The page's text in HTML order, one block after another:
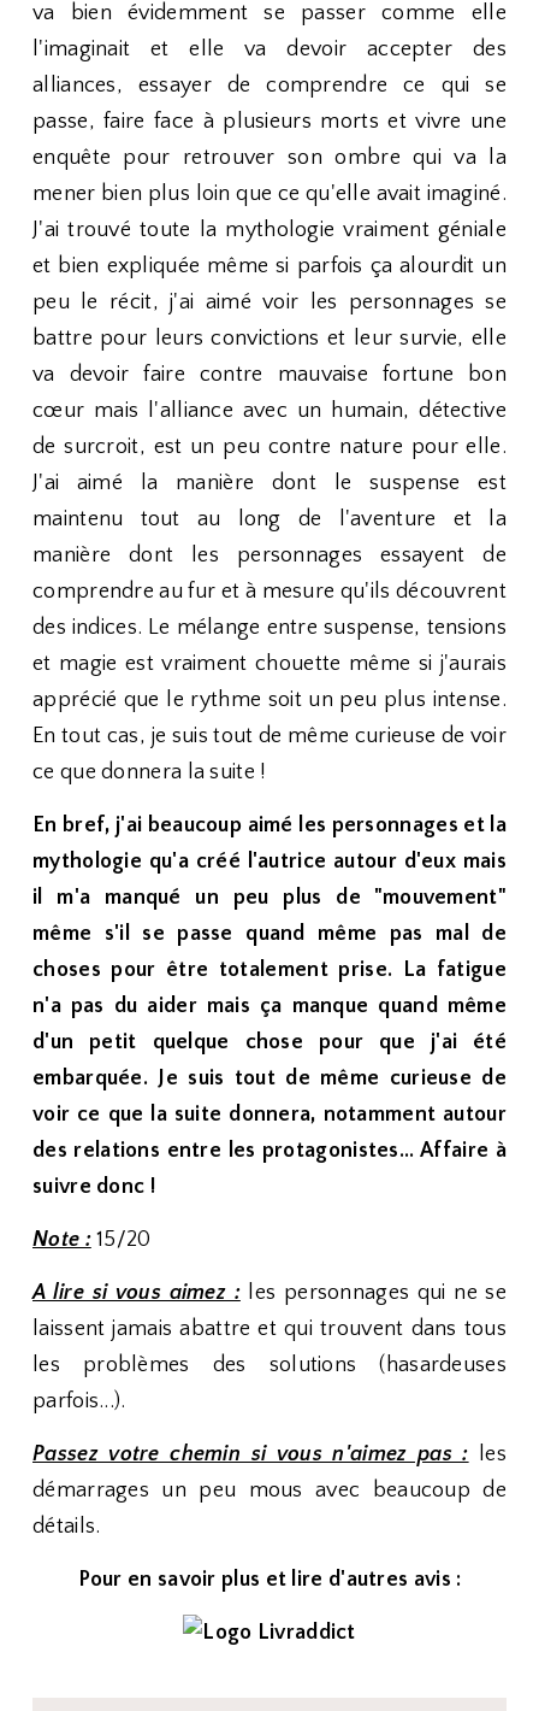
va bien évidemment se passer comme elle
l'imaginait et elle va devoir accepter des
alliances, essayer de comprendre ce qui se
passe, faire face à plusieurs morts et vivre une
enquête pour retrouver son ombre qui va la
mener bien plus loin que ce qu'elle avait imaginé.
J'ai trouvé toute la mythologie vraiment géniale
et bien expliquée même si parfois ça alourdit un
peu le récit, j'ai aimé voir les personnages se
battre pour leurs convictions et leur survie, elle
va devoir faire contre mauvaise fortune bon
cœur mais l'alliance avec un humain, détective
de surcroit, est un peu contre nature pour elle.
J'ai aimé la manière dont le suspense est
maintenu tout au long de l'aventure et la
manière dont les personnages essayent de
comprendre au fur et à mesure qu'ils découvrent
des indices. Le mélange entre suspense, tensions
et magie est vraiment chouette même si j'aurais
apprécié que le rythme soit un peu plus intense.
En tout cas, je suis tout de même curieuse de voir
ce que donnera la suite !
En bref, j'ai beaucoup aimé les personnages et la
mythologie qu'a créé l'autrice autour d'eux mais
il m'a manqué un peu plus de "mouvement"
même s'il se passe quand même pas mal de
choses pour être totalement prise. La fatigue
n'a pas du aider mais ça manque quand même
d'un petit quelque chose pour que j'ai été
embarquée. Je suis tout de même curieuse de
voir ce que la suite donnera, notamment autour
des relations entre les protagonistes... Affaire à
suivre donc !
Note :15/20
A lire si vous aimez :les personnages qui ne se
laissent jamais abattre et qui trouvent dans tous
les problèmes des solutions (hasardeuses
parfois...).
Passez votre chemin si vous n'aimez pas : les
démarrages un peu mous avec beaucoup de
détails.
Pour en savoir plus et lire d'autres avis :